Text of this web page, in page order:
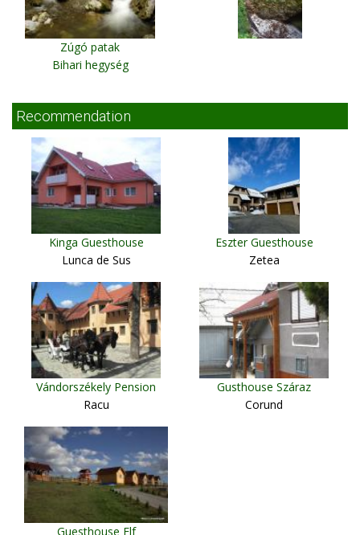
Zúgó patak
Bihari hegység
Recommendation
Kinga Guesthouse
Lunca de Sus
Eszter Guesthouse
Zetea
Vándorszékely Pension
Racu
Gusthouse Száraz
Corund
Guesthouse Elf